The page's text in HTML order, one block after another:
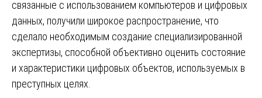
связанные с использованием компьютеров и цифровых
данных, получили широкое распространение, что
сделало необходимым создание специализированной
экспертизы, способной объективно оценить состояние
и характеристики цифровых объектов, используемых в
преступных целях.